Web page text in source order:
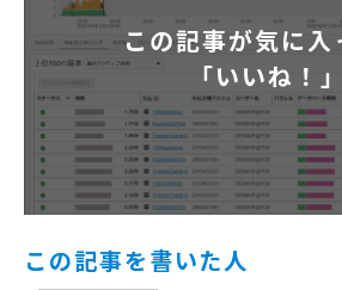
この記事が気に入
「いいね！」
この記事を書いた人